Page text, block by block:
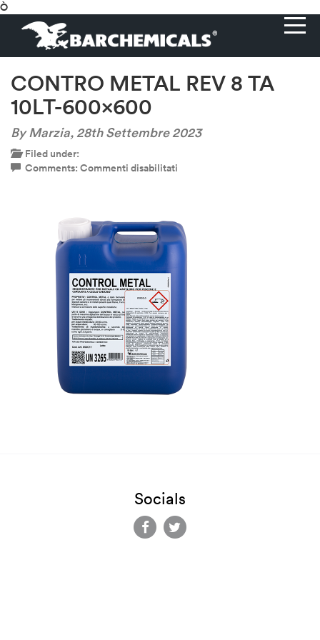
Ò
CONTRO METAL REV 8 TA
10LT-600×600
By Marzia,28th Settembre 2023
Filed under:
Comments: Commenti disabilitati
8
TA
10LT-
Socials